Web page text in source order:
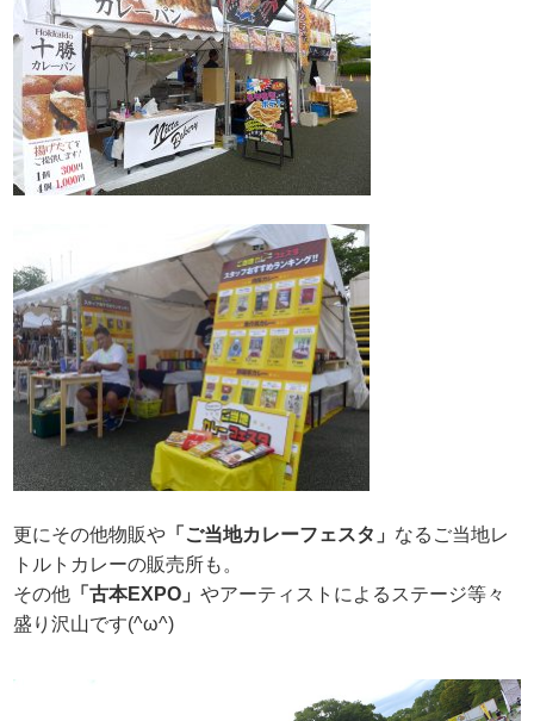
更にその他物販や 「ご当地カレーフェスタ」 なるご当地レ
トルトカレーの販売所も。
その他 「古本EXPO」やアーティストによるステージ等々
盛り沢山です(^ω^)